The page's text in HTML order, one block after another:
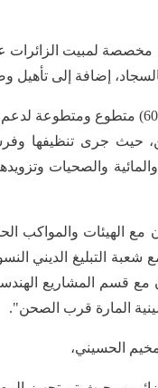
إضافة إلى تأهيل
حيث جرى تنظيفها
والمائية والصحيات
مع الهيئات والمواكب
شعبة التبليغ الديني
مع قسم المشاريع
المارة قرب الصحن".
الحسيني،